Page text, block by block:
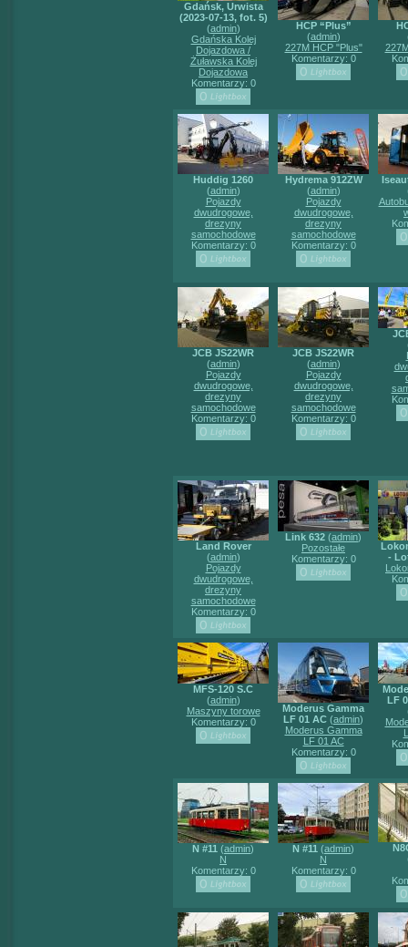
Gdańsk, Urwista
(2023-07-13, fot. 5)
(admin)
Gdańska Kolej
Dojazdowa /
Żuławska Kolej
Dojazdowa
Komentarzy: 0
HCP “Plus”
(admin)
227M HCP "Plus"
Komentarzy: 0
Huddig 1260
(admin)
Pojazdy
dwudrogowe,
drezyny
samochodowe
Komentarzy: 0
Hydrema 912ZW
(admin)
Pojazdy
dwudrogowe,
drezyny
samochodowe
Komentarzy: 0
JCB JS22WR
(admin)
Pojazdy
dwudrogowe,
drezyny
samochodowe
Komentarzy: 0
JCB JS22WR
(admin)
Pojazdy
dwudrogowe,
drezyny
samochodowe
Komentarzy: 0
Land Rover
(admin)
Pojazdy
dwudrogowe,
drezyny
samochodowe
Komentarzy: 0
Link 632 (admin)
Pozostałe
Komentarzy: 0
-
MFS-120 S.C
(admin)
Maszyny torowe
Komentarzy: 0
Moderus Gamma
LF 01 AC (admin)
Moderus Gamma
LF 01 AC
Komentarzy: 0
LF
N #11 (admin)
N
Komentarzy: 0
N #11 (admin)
N
Komentarzy: 0